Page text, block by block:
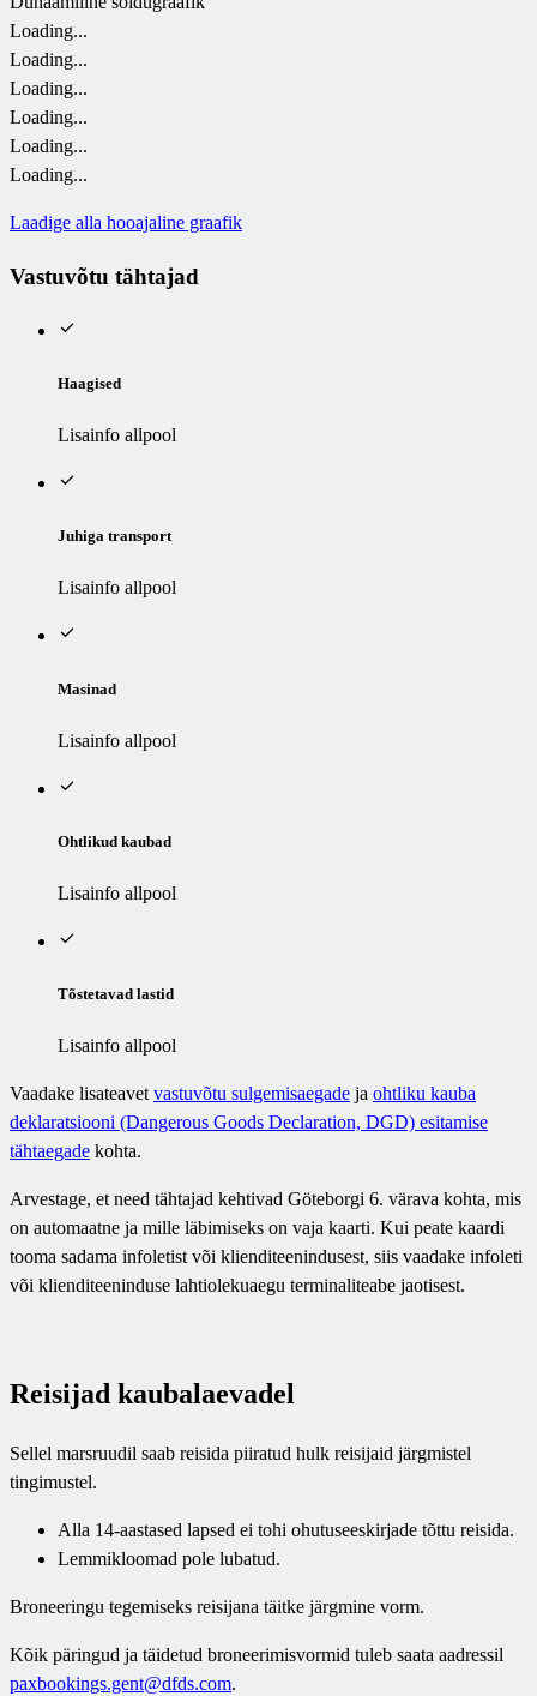
Loading...
Loading...
Loading...
Loading...
Loading...
Loading...
Laadige alla hooajaline graafik
Vastuvõtu tähtajad
Haagised
Lisainfo allpool
Juhiga transport
Lisainfo allpool
Masinad
Lisainfo allpool
Ohtlikud kaubad
Lisainfo allpool
Tõstetavad lastid
Lisainfo allpool
Vaadake lisateavet vastuvõtu sulgemisaegade ja ohtliku kauba
deklaratsiooni (Dangerous Goods Declaration, DGD) esitamise
tähtaegade kohta.
Arvestage, et need tähtajad kehtivad Göteborgi 6. värava kohta, mis
on automaatne ja mille läbimiseks on vaja kaarti. Kui peate kaardi
tooma sadama infoletist või klienditeenindusest, siis vaadake infoleti
või klienditeeninduse lahtiolekuaegu terminaliteabe jaotisest.
Reisijad kaubalaevadel
Sellel marsruudil saab reisida piiratud hulk reisijaid järgmistel
tingimustel.
Alla 14-aastased lapsed ei tohi ohutuseeskirjade tõttu reisida.
Lemmikloomad pole lubatud.
Broneeringu tegemiseks reisijana täitke järgmine vorm.
Kõik päringud ja täidetud broneerimisvormid tuleb saata aadressil
paxbookings.gent@dfds.com.